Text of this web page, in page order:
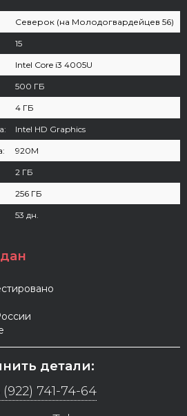
Северок (на Молодогвардейцев 56)
15
Intel Core i3 4005U
500 ГБ
4 ГБ
Intel HD Graphics
920M
2 ГБ
256 ГБ
53 дн.
детали:
(922) 741-74-64